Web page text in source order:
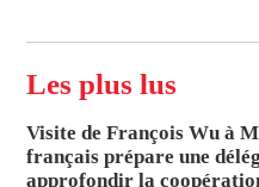
Les plus lus
Visite de François Wu à
français prépare une
approfondir la